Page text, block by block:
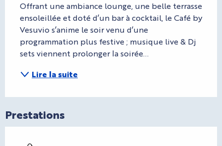
Offrant une ambiance lounge, une belle terrasse
ensoleillée et doté d’un bar à cocktail, le Café by
Vesuvio s’anime le soir venu d’une
programmation plus festive ; musique live & Dj
sets viennent prolonger la soirée…
Lire la suite
Prestations